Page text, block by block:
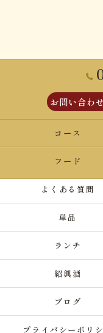
お問い合わ
コース
フード
よくある質問
単品
ランチ
紹興酒
ブログ
プライバシーポリ